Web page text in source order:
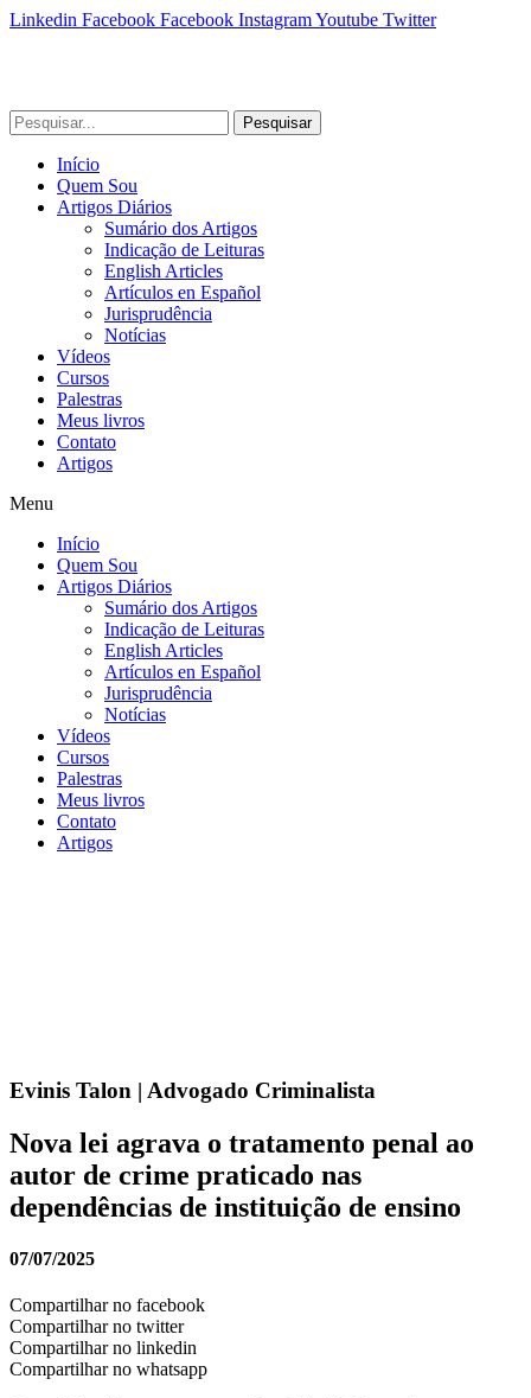
Linkedin Facebook Facebook InstagramYoutube Twitter
Pesquisar
Início
Quem Sou
Artigos Diários
Sumário dos Artigos
Indicação de Leituras
English Articles
Artículos en Español
Jurisprudência
Notícias
Vídeos
Cursos
Palestras
Meus livros
Contato
Artigos
Menu
Início
Quem Sou
Artigos Diários
Sumário dos Artigos
Indicação de Leituras
English Articles
Artículos en Español
Jurisprudência
Notícias
Vídeos
Cursos
Palestras
Meus livros
Contato
Artigos
Evinis Talon | Advogado Criminalista
Nova lei agrava o tratamento penal ao
autor de crime praticado nas
dependências de instituição de ensino
07/07/2025
Compartilhar no facebook
Compartilhar no twitter
Compartilhar no linkedin
Compartilhar no whatsapp